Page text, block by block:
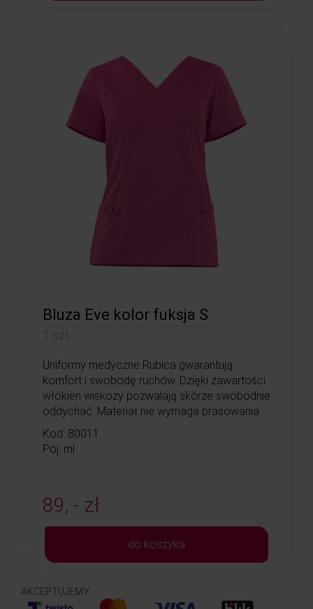
Bluza Eve kolor fuksja S
1 szt.
Uniformy medyczne Rubica gwarantują
komfort i swobodę ruchów. Dzięki zawartości
włókien wiskozy pozwalają skórze swobodnie
oddychać. Materiał nie wymaga prasowania.
Kod: 80011
Poj: ml
89, - zł
do koszyka
AKCEPTUJEMY